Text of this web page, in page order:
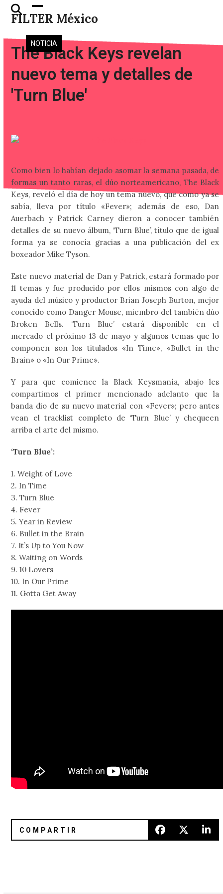
Skip
FILTER México
Open
mobile
menu
Close
mobile
menu
NOTICIA
The Black Keys revelan
nuevo tema y detalles de
'Turn Blue'
Como bien lo habían dejado asomar la semana pasada, de
formas un tanto raras, el dúo norteamericano, The Black
Keys, reveló el día de hoy un tema nuevo, que como ya se
sabía, lleva por título «Fever»; además de eso, Dan
Auerbach y Patrick Carney dieron a conocer también
detalles de su nuevo álbum, ‘Turn Blue’, título que de igual
forma ya se conocía gracias a una publicación del ex
boxeador Mike Tyson.
Este nuevo material de Dan y Patrick, estará formado por
11 temas y fue producido por ellos mismos con algo de
ayuda del músico y productor Brian Joseph Burton, mejor
conocido como Danger Mouse, miembro del también dúo
Broken Bells. ‘Turn Blue’ estará disponible en el
mercado el próximo 13 de mayo y algunos temas que lo
componen son los titulados «In Time», «Bullet in the
Brain» o «In Our Prime».
Y para que comience la Black Keysmanía, abajo les
compartimos el primer mencionado adelanto que la
banda dio de su nuevo material con «Fever»; pero antes
vean el tracklist completo de ‘Turn Blue’ y chequeen
arriba el arte del mismo.
‘Turn Blue’:
1. Weight of Love
2. In Time
3. Turn Blue
4. Fever
5. Year in Review
6. Bullet in the Brain
7. It’s Up to You Now
8. Waiting on Words
9. 10 Lovers
10. In Our Prime
11. Gotta Get Away